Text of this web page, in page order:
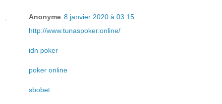
Anonyme 8 janvier 2020 à 03:15
http://www.tunaspoker.online/
idn poker
poker online
sbobet